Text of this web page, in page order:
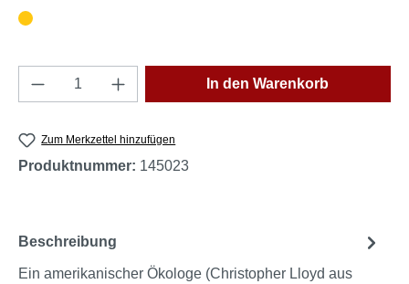
Produkt Anzahl: Gib den gewünschten
In den Warenkorb
Zum Merkzettel hinzufügen
Produktnummer: 145023
Beschreibung
Ein amerikanischer Ökologe (Christopher Lloyd aus